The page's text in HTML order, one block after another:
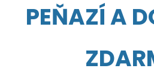
PEŇAZÍ A